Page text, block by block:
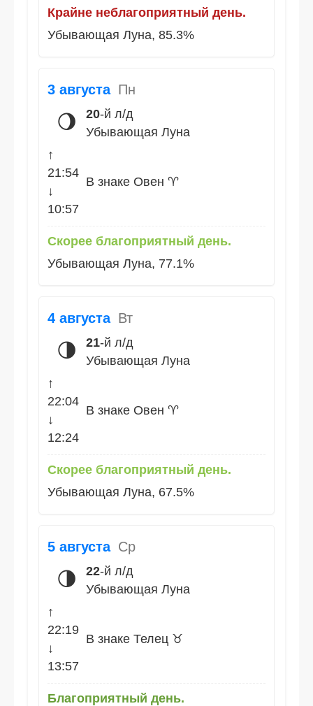
Крайне неблагоприятный день.
Убывающая Луна, 85.3%
3 августа Пн
🌖 20-й л/д
Убывающая Луна
↑
21:54
↓
10:57
В знаке Овен ♈
Скорее благоприятный день.
Убывающая Луна, 77.1%
4 августа Вт
🌗 21-й л/д
Убывающая Луна
↑
22:04
↓
12:24
В знаке Овен ♈
Скорее благоприятный день.
Убывающая Луна, 67.5%
5 августа Ср
🌗 22-й л/д
Убывающая Луна
↑
22:19
↓
13:57
В знаке Телец ♉
Благоприятный день.